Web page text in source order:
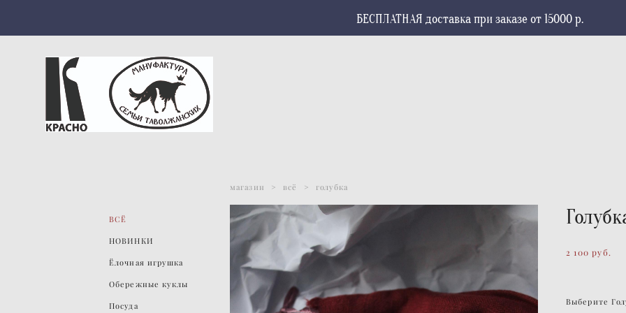
БЕСПЛАТНАЯ доставка при заказе от 15000 р.
ВСЁ
НОВИНКИ
Ёлочная игрушка
Обережные куклы
Посуда
магазин > всё > голубка
2 100 pуб.
Выберите